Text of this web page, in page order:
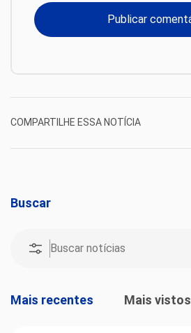
COMPARTILHE ESSA NOTÍCIA
Buscar
Mais recentes Mais vistos